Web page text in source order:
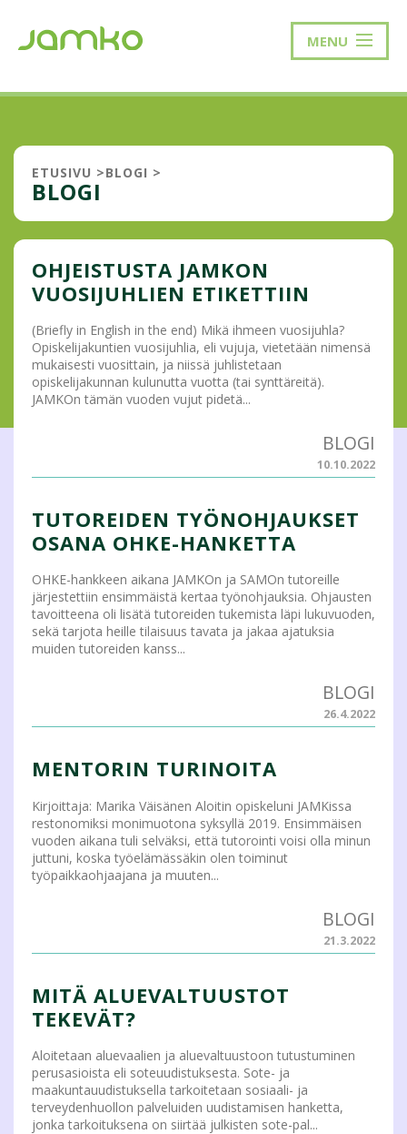
MENU
ETUSIVU >BLOGI >
BLOGI
OHJEISTUSTA JAMKON
VUOSIJUHLIEN ETIKETTIIN
(Briefly in English in the end) Mikä ihmeen vuosijuhla?
Opiskelijakuntien vuosijuhlia, eli vujuja, vietetään nimensä
mukaisesti vuosittain, ja niissä juhlistetaan
opiskelijakunnan kulunutta vuotta (tai synttäreitä).
JAMKOn tämän vuoden vujut pidetä...
BLOGI
10.10.2022
TUTOREIDEN TYÖNOHJAUKSET
OSANA OHKE-HANKETTA
OHKE-hankkeen aikana JAMKOn ja SAMOn tutoreille
järjestettiin ensimmäistä kertaa työnohjauksia. Ohjausten
tavoitteena oli lisätä tutoreiden tukemista läpi lukuvuoden,
sekä tarjota heille tilaisuus tavata ja jakaa ajatuksia
muiden tutoreiden kanss...
BLOGI
26.4.2022
MENTORIN TURINOITA
Kirjoittaja: Marika Väisänen Aloitin opiskeluni JAMKissa
restonomiksi monimuotona syksyllä 2019. Ensimmäisen
vuoden aikana tuli selväksi, että tutorointi voisi olla minun
juttuni, koska työelämässäkin olen toiminut
työpaikkaohjaajana ja muuten...
BLOGI
21.3.2022
MITÄ ALUEVALTUUSTOT
TEKEVÄT?
Aloitetaan aluevaalien ja aluevaltuustoon tutustuminen
perusasioista eli soteuudistuksesta. Sote- ja
maakuntauudistuksella tarkoitetaan sosiaali- ja
terveydenhuollon palveluiden uudistamisen hanketta,
jonka tarkoituksena on siirtää julkisten sote-pal...